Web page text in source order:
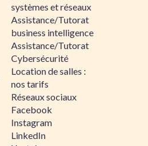
systèmes et réseaux
Assistance/Tutorat
business intelligence
Assistance/Tutorat
Cybersécurité
Location de salles :
nos tarifs
Réseaux sociaux
Facebook
Instagram
LinkedIn